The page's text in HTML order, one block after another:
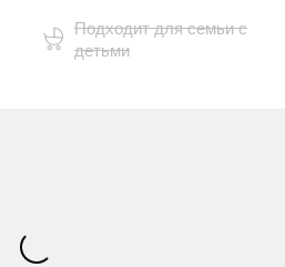
Подходит для семьи с
детьми